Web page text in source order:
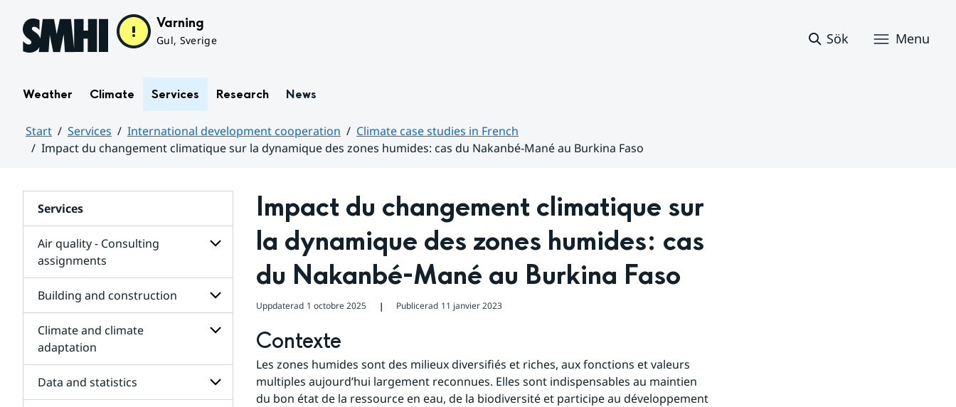
Hoppa till sidans innehåll Varning
Gul, Sverige Sök Menu
Weather Climate Services Research News
Start Services International development cooperation
Climate case studies in French
Impact du changement climatique sur la dynamique des zones humides: cas du Nakanbé-Mané au Burkina Faso
Services
Air quality - Consulting
assignments
Subpages
for
-
Consulting
assignments
Building and construction
Subpages
construction
Climate and climate
adaptation
Subpages
for
Data and statistics
Impact du changement climatique sur
la dynamique des zones humides: cas
du Nakanbé-Mané au Burkina Faso
Uppdaterad 1 octobre 2025 ❘ Publicerad 11 janvier 2023
Contexte
Les zones humides sont des milieux diversifiés et riches, aux fonctions et valeurs
multiples aujourd’hui largement reconnues. Elles sont indispensables au maintien
du bon état de la ressource en eau, de la biodiversité et participe au développement